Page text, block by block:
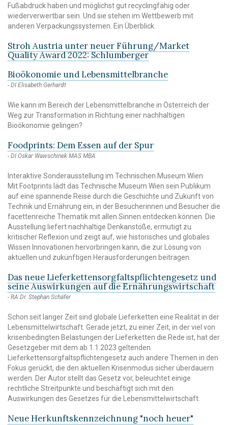
Fußabdruck haben und möglichst gut recyclingfähig oder
wiederverwertbar sein. Und sie stehen im Wettbewerb mit
anderen Verpackungssystemen. Ein Überblick.
Stroh Austria unter neuer Führung/Market
Quality Award 2022: Schlumberger
Bioökonomie und Lebensmittelbranche
DI Elisabeth Gerhardt
Wie kann im Bereich der Lebensmittelbranche in Österreich der
Weg zur Transformation in Richtung einer nachhaltigen
Bioökonomie gelingen?
Foodprints: Dem Essen auf der Spur
DI Oskar Wawschinek MAS MBA
Interaktive Sonderausstellung im Technischen Museum Wien
Mit Footprints lädt das Technische Museum Wien sein Publikum
auf eine spannende Reise durch die Geschichte und Zukunft von
Technik und Ernährung ein, in der Besucherinnen und Besucher die
facettenreiche Thematik mit allen Sinnen entdecken können. Die
Ausstellung liefert nachhaltige Denkanstöße, ermutigt zu
kritischer Reflexion und zeigt auf, wie historisches und globales
Wissen Innovationen hervorbringen kann, die zur Lösung von
aktuellen und zukünftigen Herausforderungen beitragen.
Das neue Lieferkettensorgfaltspflichtengesetz und
seine Auswirkungen auf die Ernährungswirtschaft
RA Dr. Stephan Schäfer
Schon seit langer Zeit sind globale Lieferketten eine Realität in der
Lebensmittelwirtschaft. Gerade jetzt, zu einer Zeit, in der viel von
krisenbedingten Belastungen der Lieferketten die Rede ist, hat der
Gesetzgeber mit dem ab 1.1.2023 geltenden
Lieferkettensorgfaltspflichtengesetz auch andere Themen in den
Fokus gerückt, die den aktuellen Krisenmodus sicher überdauern
werden. Der Autor stellt das Gesetz vor, beleuchtet einige
rechtliche Streitpunkte und beschäftigt sich mit den
Auswirkungen des Gesetzes für die Lebensmittelwirtschaft.
Neue Herkunftskennzeichnung "noch heuer"